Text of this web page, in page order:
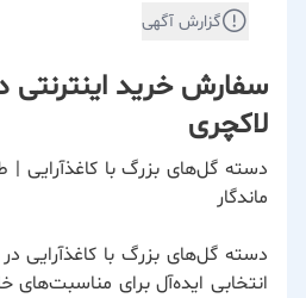
گزارش آگهی
سفارش خرید اینترنتی
لاکچری
دسته گل‌های بزرگ با کاغذآرایی
ماندگار
دسته گل‌های بزرگ با کاغذآرایی
انتخابی ایده‌آل برای مناسبت‌های